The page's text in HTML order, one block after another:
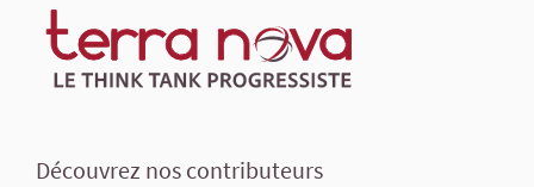
Découvrez nos contributeurs